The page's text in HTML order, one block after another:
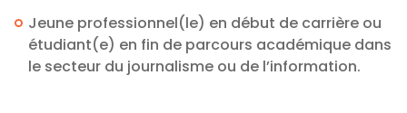
Jeune professionnel(le) en début de carrière ou
étudiant(e) en fin de parcours académique dans
le secteur du journalisme ou de l’information.